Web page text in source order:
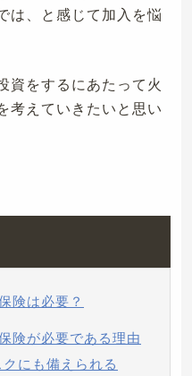
は、と感じて加入を悩
資をするにあたって火
考えていきたいと思い
険は必要？
険が必要である理由
にも備えられる